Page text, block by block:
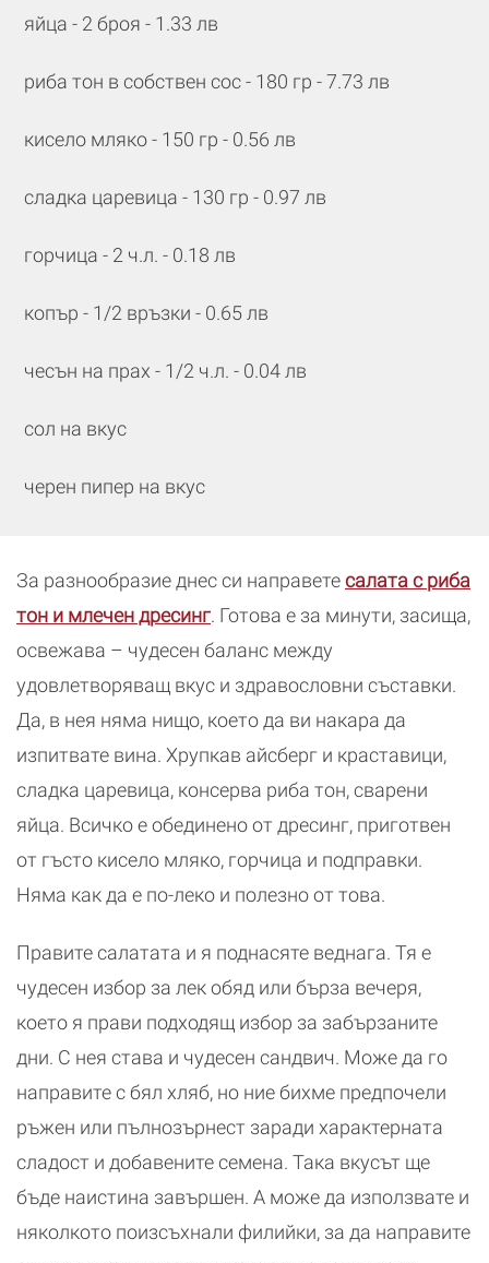
яйца - 2 броя - 1.33 лв
риба тон в собствен сос - 180 гр - 7.73 лв
кисело мляко - 150 гр - 0.56 лв
сладка царевица - 130 гр - 0.97 лв
горчица - 2 ч.л. - 0.18 лв
копър - 1/2 връзки - 0.65 лв
чесън на прах - 1/2 ч.л. - 0.04 лв
сол на вкус
черен пипер на вкус
За разнообразие днес си направетесалата с риба
тон и млечен дресинг. Готова е за минути, засища,
освежава – чудесен баланс между
удовлетворяващ вкус и здравословни съставки.
Да, в нея няма нищо, което да ви накара да
изпитвате вина. Хрупкав айсберг и краставици,
сладка царевица, консерва риба тон, сварени
яйца. Всичко е обединено от дресинг, приготвен
от гъсто кисело мляко, горчица и подправки.
Няма как да е по-леко и полезно от това.
Правите салатата и я поднасяте веднага. Тя е
чудесен избор за лек обяд или бърза вечеря,
което я прави подходящ избор за забързаните
дни. С нея става и чудесен сандвич. Може да го
направите с бял хляб, но ние бихме предпочели
ръжен или пълнозърнест заради характерната
сладост и добавените семена. Така вкусът ще
бъде наистина завършен. А може да използвате и
няколкото поизсъхнали филийки, за да направите